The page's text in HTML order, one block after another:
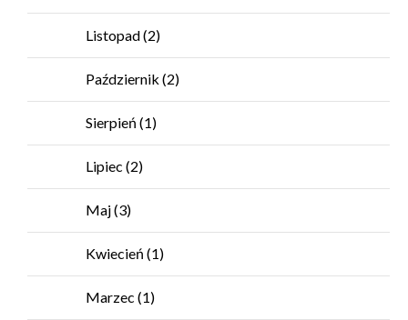
Listopad(2)
Październik (2)
Sierpień (1)
Lipiec (2)
Maj(3)
Kwiecień (1)
Marzec (1)